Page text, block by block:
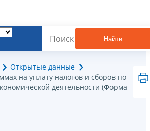
Найти
Открытые данные
на уплату налогов и сборов по
деятельности (Форма